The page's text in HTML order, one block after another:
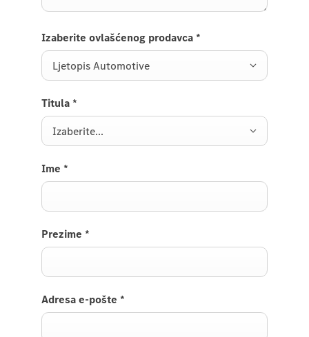
Izaberite ovlašćenog prodavca *
Ljetopis Automotive
Titula *
Izaberite...
Ime *
Prezime *
Adresa e-pošte *